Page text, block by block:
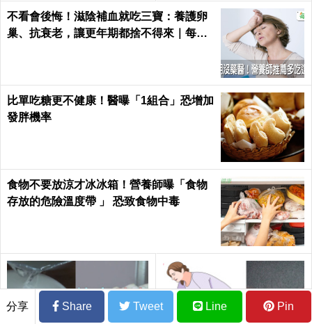
不看會後悔！滋陰補血就吃三寶：養護卵
巢、抗衰老，讓更年期都捨不得來｜每日
比單吃糖更不健康！醫曝「1組合」恐增加
發胖機率
食物不要放涼才冰冰箱！營養師曝「食物
存放的危險溫度帶 」 恐致食物中毒
分享 Share Tweet Line Pin